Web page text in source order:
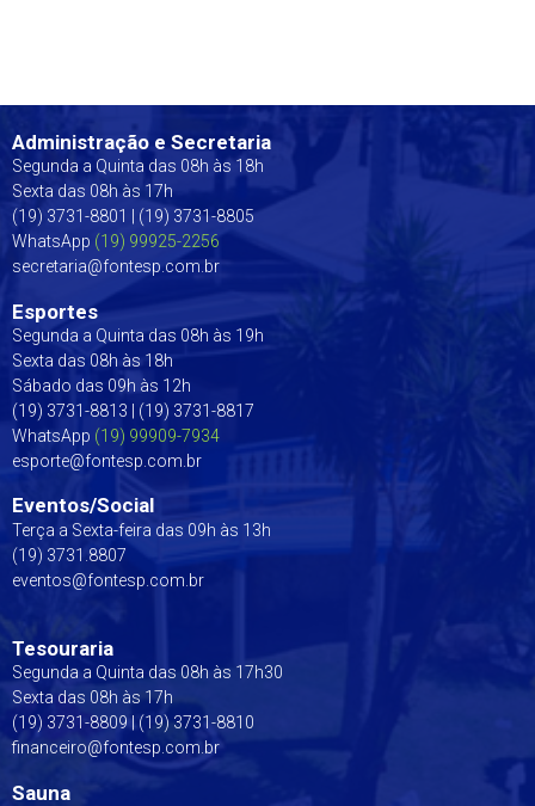
Administração e Secretaria
Segunda a Quinta das 08h às 18h
Sexta das 08h às 17h
(19) 3731-8801 | (19) 3731-8805
WhatsApp (19) 99925-2256
secretaria@fontesp.com.br
Esportes
Segunda a Quinta das 08h às 19h
Sexta das 08h às 18h
Sábado das 09h às 12h
(19) 3731-8813 | (19) 3731-8817
WhatsApp (19) 99909-7934
esporte@fontesp.com.br
Eventos/Social
Terça a Sexta-feira das 09h às 13h
(19) 3731.8807
eventos@fontesp.com.br
Tesouraria
Segunda a Quinta das 08h às 17h30
Sexta das 08h às 17h
(19) 3731-8809 | (19) 3731-8810
financeiro@fontesp.com.br
Sauna